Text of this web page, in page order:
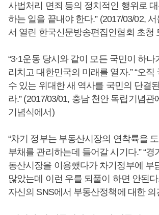
사법처리 면죄 등의 정치적인 행위로
하는 일을 끝내야 한다.” (2017/03/02,
서 열린 한국신문방송편집인협회 초청
“3·1운동 당시와 같이 모든 국민이 하
리치고 대한민국의 미래를 열자.” “오직
수 있는 위대한 새 역사를 국민의 단결
라.” (2017/03/01, 충남 천안 독립기념관
기념식에서)
“차기 정부는 부동산시장의 연착륙을
부채를 관리하는데 들어갈 시기다.” “
동산시장을 이용했다가 차기정부에 부
많았는데 이런 우를 되풀이 하면 안된다
자신의 SNS에서 부동산정책에 대한